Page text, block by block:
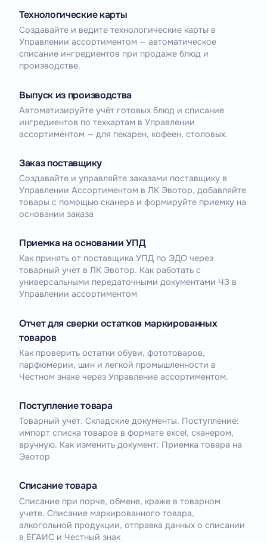
Технологические карты
Создавайте и ведите технологические карты в
Управлении ассортиментом — автоматическое
списание ингредиентов при продаже блюд и
производстве.
Выпуск из производства
Автоматизируйте учёт готовых блюд и списание
ингредиентов по техкартам в Управлении
ассортиментом — для пекарен, кофеен, столовых.
Заказ поставщику
Создавайте и управляйте заказами поставщику в
Управлении Ассортиментом в ЛК Эвотор, добавляйте
товары с помощью сканера и формируйте приемку на
основании заказа
Приемка на основании УПД
Как принять от поставщика УПД по ЭДО через
товарный учет в ЛК Эвотор. Как работать с
универсальными передаточными документами ЧЗ в
Управлении ассортиментом
Отчет для сверки остатков маркированных
товаров
Как проверить остатки обуви, фототоваров,
парфюмерии, шин и легкой промышленности в
Честном знаке через Управление ассортиментом.
Поступление товара
Товарный учет. Складские документы. Поступление:
импорт списка товаров в формате excel, сканером,
вручную. Как изменить документ. Приемка товара на
Эвотор
Списание товара
Списание при порче, обмене, краже в товарном
учете. Списание маркированного товара,
алкогольной продукции, отправка данных о списании
в ЕГАИС и Честный знак